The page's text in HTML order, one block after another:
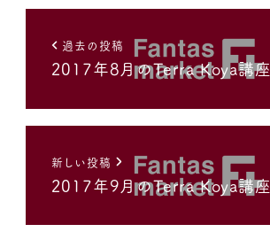
過去の投稿
2017年8月のTerra Koya講座
新しい投稿
2017年9月のTerra Koya講座